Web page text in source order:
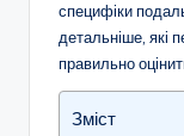
специфіки
детальніше, які
правильно
Зміст